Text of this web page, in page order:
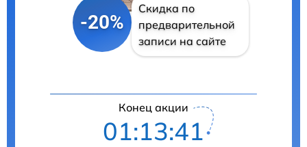
-20%
Скидка по
предварительной
записи на сайте
Конец акции
01:13:40